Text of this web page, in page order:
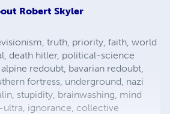
Robert Skyler
truth, priority, faith, world
death hitler, political-science
redoubt, bavarian redoubt,
fortress, underground, nazi
stupidity, brainwashing, mind
ignorance, collective